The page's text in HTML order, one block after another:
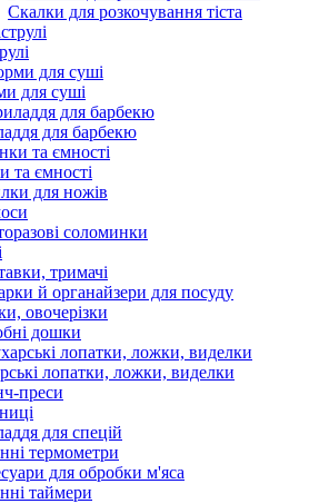
Скалки для розкочування тіста
для суші
для барбекю
та ємності
для ножів
соломинки
тримачі
й органайзери для посуду
овочерізки
дошки
лопатки, ложки, виделки
преси
для спецій
термометри
для обробки м'яса
таймери